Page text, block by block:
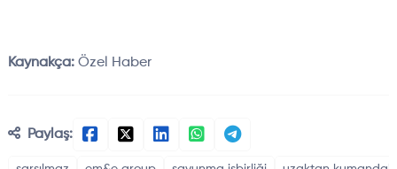
Kaynakça: Özel Haber
Paylaş: